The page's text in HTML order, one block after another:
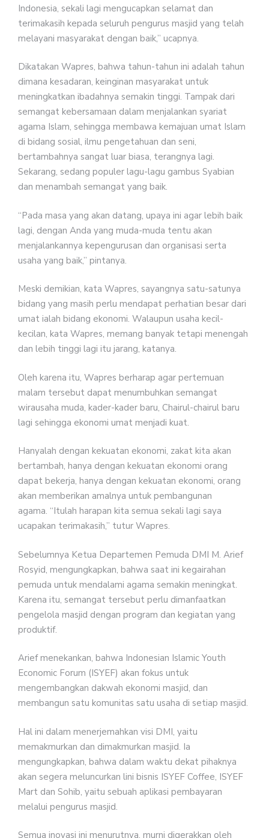
Indonesia, sekali lagi mengucapkan selamat dan
terimakasih kepada seluruh pengurus masjid yang telah
melayani masyarakat dengan baik,” ucapnya.
Dikatakan Wapres, bahwa tahun-tahun ini adalah tahun
dimana kesadaran, keinginan masyarakat untuk
meningkatkan ibadahnya semakin tinggi. Tampak dari
semangat kebersamaan dalam menjalankan syariat
agama Islam, sehingga membawa kemajuan umat Islam
di bidang sosial, ilmu pengetahuan dan seni,
bertambahnya sangat luar biasa, terangnya lagi.
Sekarang, sedang populer lagu-lagu gambus Syabian
dan menambah semangat yang baik.
“Pada masa yang akan datang, upaya ini agar lebih baik
lagi, dengan Anda yang muda-muda tentu akan
menjalankannya kepengurusan dan organisasi serta
usaha yang baik,” pintanya.
Meski demikian, kata Wapres, sayangnya satu-satunya
bidang yang masih perlu mendapat perhatian besar dari
umat ialah bidang ekonomi. Walaupun usaha kecil-
kecilan, kata Wapres, memang banyak tetapi menengah
dan lebih tinggi lagi itu jarang, katanya.
Oleh karena itu, Wapres berharap agar pertemuan
malam tersebut dapat menumbuhkan semangat
wirausaha muda, kader-kader baru, Chairul-chairul baru
lagi sehingga ekonomi umat menjadi kuat.
Hanyalah dengan kekuatan ekonomi, zakat kita akan
bertambah, hanya dengan kekuatan ekonomi orang
dapat bekerja, hanya dengan kekuatan ekonomi, orang
akan memberikan amalnya untuk pembangunan
agama. “Itulah harapan kita semua sekali lagi saya
ucapakan terimakasih,” tutur Wapres.
Sebelumnya Ketua Departemen Pemuda DMI M. Arief
Rosyid, mengungkapkan, bahwa saat ini kegairahan
pemuda untuk mendalami agama semakin meningkat.
Karena itu, semangat tersebut perlu dimanfaatkan
pengelola masjid dengan program dan kegiatan yang
produktif.
Arief menekankan, bahwa Indonesian Islamic Youth
Economic Forum (ISYEF) akan fokus untuk
mengembangkan dakwah ekonomi masjid, dan
membangun satu komunitas satu usaha di setiap masjid.
Hal ini dalam menerjemahkan visi DMI, yaitu
memakmurkan dan dimakmurkan masjid. Ia
mengungkapkan, bahwa dalam waktu dekat pihaknya
akan segera meluncurkan lini bisnis ISYEF Coffee, ISYEF
Mart dan Sohib, yaitu sebuah aplikasi pembayaran
melalui pengurus masjid.
Semua inovasi ini menurutnya, murni digerakkan oleh